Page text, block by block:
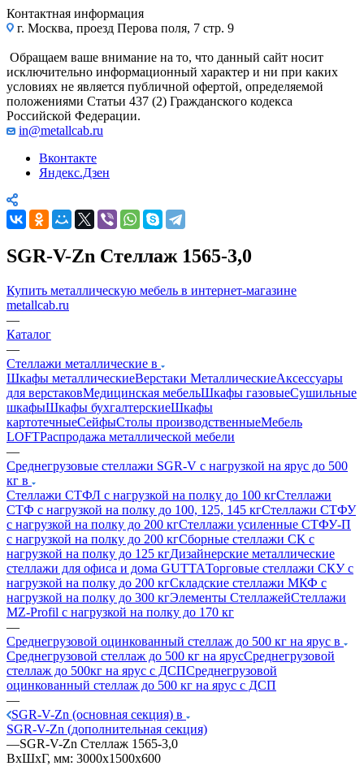
Контактная информация
г. Москва, проезд Перова поля, 7 стр. 9
Обращаем ваше внимание на то, что данный сайт носит
исключительно информационный характер и ни при каких
условиях не является публичной офертой, определяемой
положениями Статьи 437 (2) Гражданского кодекса
Российской Федерации.
in@metallcab.ru
Вконтакте
Яндекс.Дзен
SGR-V-Zn Стеллаж 1565-3,0
Купить металлическую мебель в интернет-магазине
metallcab.ru
—
Каталог
—
Стеллажи металлические в
Шкафы металлическиеВерстаки МеталлическиеАксессуары
для верстаковМедицинская мебельШкафы газовыеСушильные
шкафыШкафы бухгалтерскиеШкафы
картотечныеСейфыСтолы производственныеМебель
LOFTРаспродажа металлической мебели
—
Среднегрузовые стеллажи SGR-V с нагрузкой на ярус до 500
кг в
Стеллажи СТФЛ с нагрузкой на полку до 100 кгСтеллажи
СТФ с нагрузкой на полку до 100, 125, 145 кгСтеллажи СТФУ
с нагрузкой на полку до 200 кгСтеллажи усиленные СТФУ-П
с нагрузкой на полку до 200 кгСборные стеллажи СК с
нагрузкой на полку до 125 кгДизайнерские металлические
стеллажи для офиса и дома GUTTAТорговые стеллажи СКУ с
нагрузкой на полку до 200 кгСкладские стеллажи МКФ с
нагрузкой на полку до 300 кгЭлементы СтеллажейСтеллажи
MZ-Profil с нагрузкой на полку до 170 кг
—
Среднегрузовой оцинкованный стеллаж до 500 кг на ярус в
Среднегрузовой стеллаж до 500 кг на ярусСреднегрузовой
стеллаж до 500кг на ярус с ДСПСреднегрузовой
оцинкованный стеллаж до 500 кг на ярус с ДСП
—
SGR-V-Zn (основная секция) в
SGR-V-Zn (дополнительная секция)
—SGR-V-Zn Стеллаж 1565-3,0
ВхШхГ, мм: 3000x1500x600